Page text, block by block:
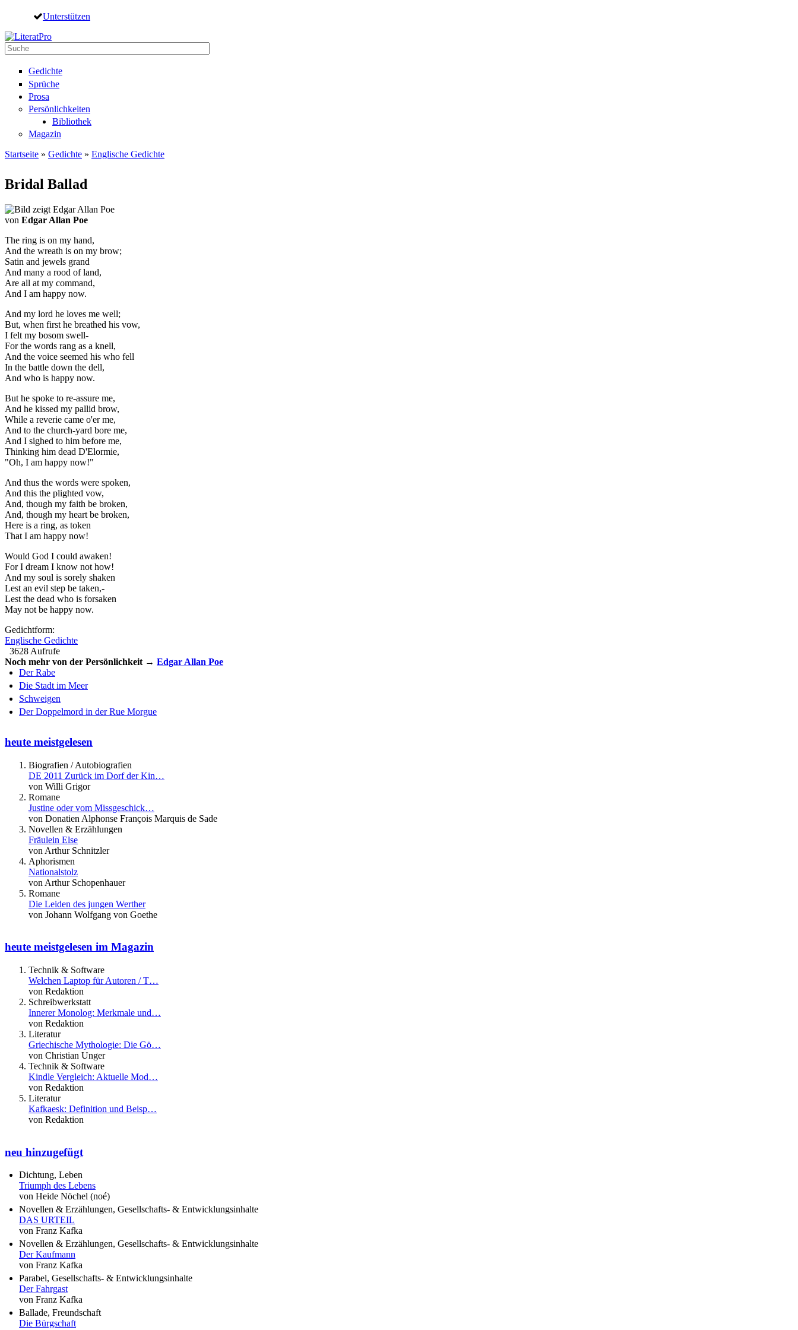
Direkt zum Inhalt
Unterstützen
Suche
Gedichte
Sprüche
Prosa
Persönlichkeiten
Bibliothek
Magazin
Startseite » Gedichte » Englische Gedichte
Bridal Ballad
von Edgar Allan Poe
The ring is on my hand,
And the wreath is on my brow;
Satin and jewels grand
And many a rood of land,
Are all at my command,
And I am happy now.
And my lord he loves me well;
But, when first he breathed his vow,
I felt my bosom swell-
For the words rang as a knell,
And the voice seemed his who fell
In the battle down the dell,
And who is happy now.
But he spoke to re-assure me,
And he kissed my pallid brow,
While a reverie came o'er me,
And to the church-yard bore me,
And I sighed to him before me,
Thinking him dead D'Elormie,
"Oh, I am happy now!"
And thus the words were spoken,
And this the plighted vow,
And, though my faith be broken,
And, though my heart be broken,
Here is a ring, as token
That I am happy now!
Would God I could awaken!
For I dream I know not how!
And my soul is sorely shaken
Lest an evil step be taken,-
Lest the dead who is forsaken
May not be happy now.
Gedichtform:
Englische Gedichte
3628 Aufrufe
Noch mehr von der Persönlichkeit → Edgar Allan Poe
Der Rabe
Die Stadt im Meer
Schweigen
Der Doppelmord in der Rue Morgue
heute meistgelesen
Biografien / Autobiografien
DE 2011 Zurück im Dorf der Kin…
von Willi Grigor
Romane
Justine oder vom Missgeschick…
von Donatien Alphonse François Marquis de Sade
Novellen & Erzählungen
Fräulein Else
von Arthur Schnitzler
Aphorismen
Nationalstolz
von Arthur Schopenhauer
Romane
Die Leiden des jungen Werther
von Johann Wolfgang von Goethe
heute meistgelesen im Magazin
Technik & Software
Welchen Laptop für Autoren / T…
von Redaktion
Schreibwerkstatt
Innerer Monolog: Merkmale und…
von Redaktion
Literatur
Griechische Mythologie: Die Gö…
von Christian Unger
Technik & Software
Kindle Vergleich: Aktuelle Mod…
von Redaktion
Literatur
Kafkaesk: Definition und Beisp…
von Redaktion
neu hinzugefügt
Dichtung, Leben
Triumph des Lebens
von Heide Nöchel (noé)
Novellen & Erzählungen, Gesellschafts- & Entwicklungsinhalte
DAS URTEIL
von Franz Kafka
Novellen & Erzählungen, Gesellschafts- & Entwicklungsinhalte
Der Kaufmann
von Franz Kafka
Parabel, Gesellschafts- & Entwicklungsinhalte
Der Fahrgast
von Franz Kafka
Ballade, Freundschaft
Die Bürgschaft